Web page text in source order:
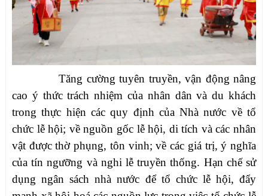
Tăng cường tuyên truyền, vận động nâng
cao ý thức trách nhiệm của nhân dân và du khách
trong thực hiện các quy định của Nhà nước về tổ
chức lễ hội; về nguồn gốc lễ hội, di tích và các nhân
vật được thờ phụng, tôn vinh; về các giá trị, ý nghĩa
của tín ngưỡng và nghi lễ truyền thống. Hạn chế sử
dụng ngân sách nhà nước để tổ chức lễ hội, đẩy